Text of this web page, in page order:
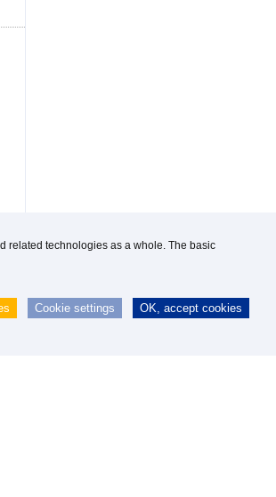
related technologies as a whole. The basic
OK, accept cookies
Cookie settings